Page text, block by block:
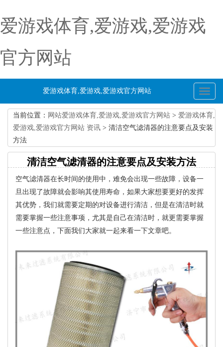
爱游戏体育,爱游戏,爱游戏
官方网站
Toggle
爱游戏体育,爱游戏,爱游戏官方网站
当前位置： 网站爱游戏体育,爱游戏,爱游戏官方网站 > 爱游戏体育,
爱游戏,爱游戏官方网站 资讯 > 清洁空气滤清器的注意要点及安装
方法
清洁空气滤清器的注意要点及安装方法
空气滤清器在长时间的使用中，难免会出现一些故障，设备一
旦出现了故障就会影响其使用寿命，如果大家想要更好的发挥
其优势，我们就需要定期的对设备进行清洁，但是在清洁时就
需要掌握一些注意事项，尤其是自己在清洁时，就更需要掌握
一些注意点，下面我们大家就一起来看一下文章吧。